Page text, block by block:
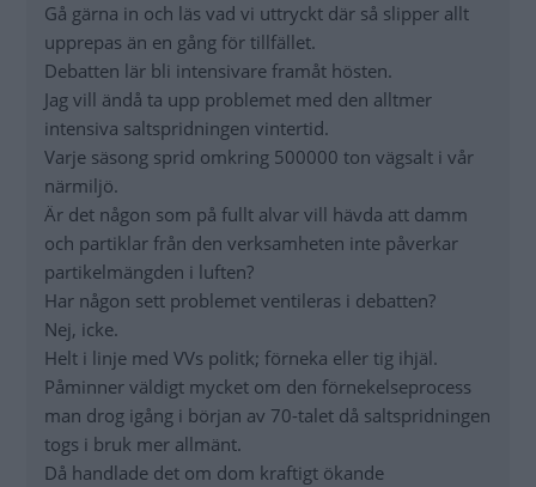
Gå gärna in och läs vad vi uttryckt där så slipper allt
upprepas än en gång för tillfället.
Debatten lär bli intensivare framåt hösten.
Jag vill ändå ta upp problemet med den alltmer
intensiva saltspridningen vintertid.
Varje säsong sprid omkring 500000 ton vägsalt i vår
närmiljö.
Är det någon som på fullt alvar vill hävda att damm
och partiklar från den verksamheten inte påverkar
partikelmängden i luften?
Har någon sett problemet ventileras i debatten?
Nej, icke.
Helt i linje med VVs politk; förneka eller tig ihjäl.
Påminner väldigt mycket om den förnekelseprocess
man drog igång i början av 70-talet då saltspridningen
togs i bruk mer allmänt.
Då handlade det om dom kraftigt ökande